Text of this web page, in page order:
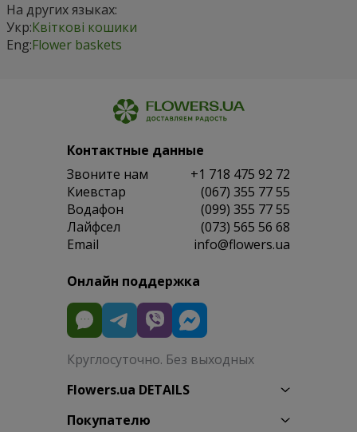
На других языках:
Укр:Квіткові кошики
Eng:Flower baskets
Контактные данные
Звоните нам
+1 718 475 92 72
Киевстар
(067) 355 77 55
Водафон
(099) 355 77 55
Лайфсел
(073) 565 56 68
Email
info@flowers.ua
Онлайн поддержка
Круглосуточно. Без выходных
Flowers.ua DETAILS
Покупателю